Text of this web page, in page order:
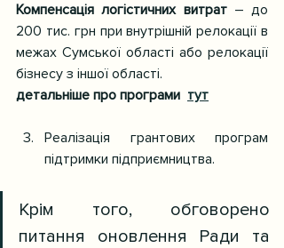
Компенсація логістичних витрат – до
200 тис. грн при внутрішній релокації в
межах Сумської області або релокації
бізнесу з іншої області.
детальніше про програми тут
Реалізація грантових програм
підтримки підприємництва.
Крім того, обговорено
питання оновлення Ради та